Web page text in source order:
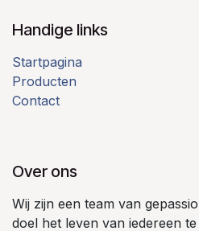
Handige links
Startpagina
Producten
Contact
Over ons
Wij zijn een team van
doel het leven van iedereen